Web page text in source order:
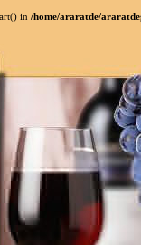
in /home/araratde/